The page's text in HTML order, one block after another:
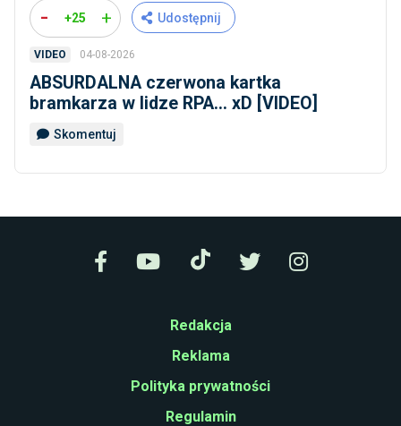
- +25 + Udostępnij
VIDEO 04-08-2026
ABSURDALNA czerwona kartka
bramkarza w lidze RPA... xD [VIDEO]
Skomentuj
Redakcja
Reklama
Polityka prywatności
Regulamin